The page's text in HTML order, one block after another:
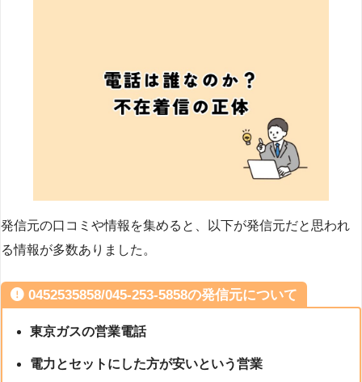
発信元の口コミや情報を集めると、以下が発信元だと思われ
る情報が多数ありました。
0452535858/045-253-5858の発信元について
東京ガスの営業電話
電力とセットにした方が安いという営業